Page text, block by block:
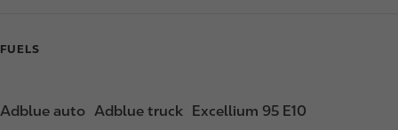
FUELS
Adblue auto Adblue truck Excellium 95 E10